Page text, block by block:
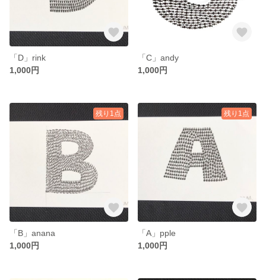
「D」rink
1,000円
「C」andy
1,000円
残り1点
「B」anana
1,000円
残り1点
「A」pple
1,000円